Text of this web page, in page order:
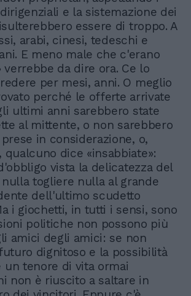
e la sistemazione dei
essere di troppo. A
arabi, cinesi, tedeschi e
E meno male che c'erano
verrebbe da dire ora. Ce lo
per mesi, anni. O meglio
perché le offerte arrivate
ultimi anni sarebbero state
al mittente, o non sarebbero
in considerazione, o,
qualcuno dice «insabbiate»:
vista la delicatezza del
nulla togliere nulla al grande
dell'ultimo scudetto
i giochetti, in tutti i sensi, sono
politiche non possono più
amici degli amici: se non
dignitoso e la possibilità
un tenore di vita ormai
non è riuscito a saltare in